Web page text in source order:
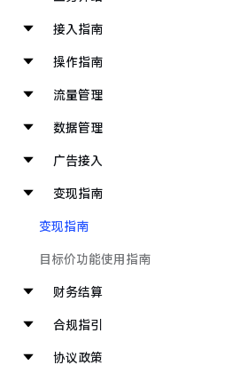
接入指南
操作指南
流量管理
数据管理
广告接入
变现指南
变现指南
目标价功能使用指南
财务结算
合规指引
协议政策